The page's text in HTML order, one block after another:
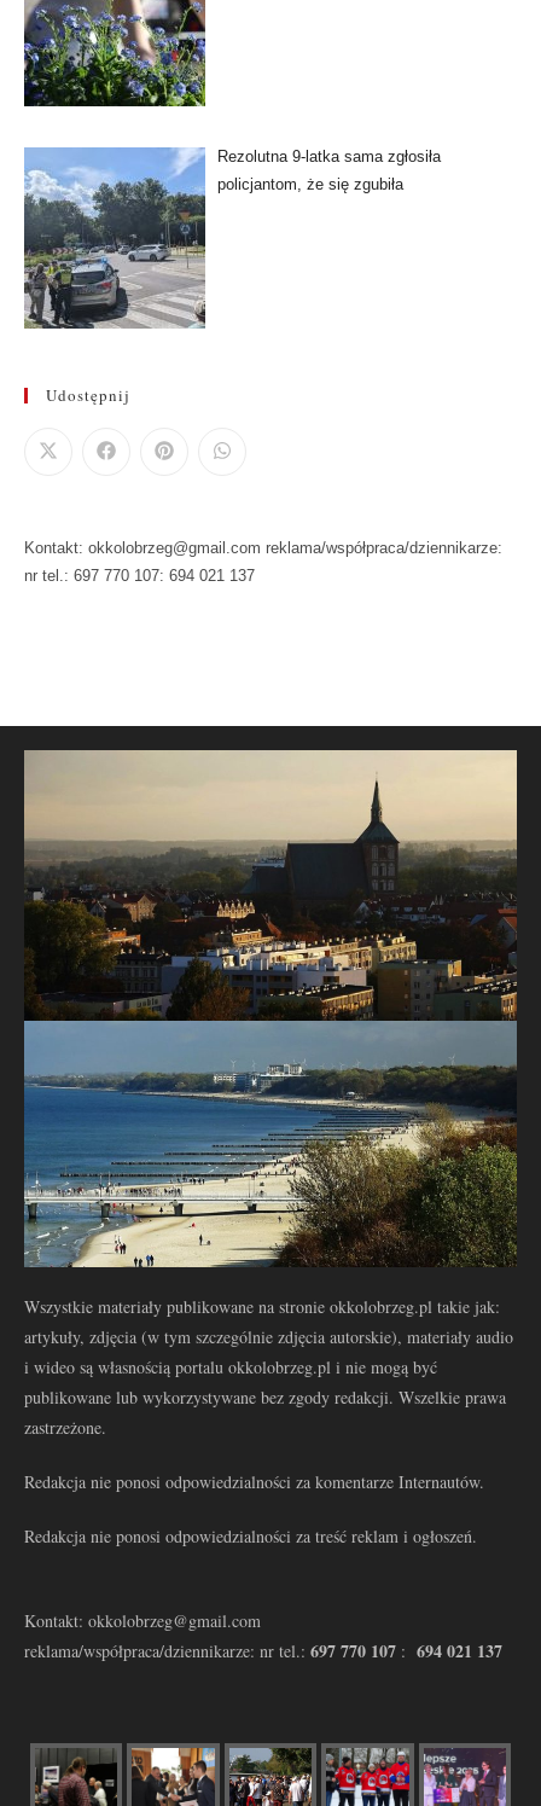
Rezolutna 9-latka sama zgłosiła
policjantom, że się zgubiła
Udostępnij
Kontakt: okkolobrzeg@gmail.com reklama/współpraca/dziennikarze:
nr tel.: 697 770 107: 694 021 137
Wszystkie materiały publikowane na stronie okkolobrzeg.pl takie jak:
artykuły, zdjęcia (w tym szczególnie zdjęcia autorskie), materiały audio
i wideo są własnością portalu okkolobrzeg.pl i nie mogą być
publikowane lub wykorzystywane bez zgody redakcji. Wszelkie prawa
zastrzeżone.
Redakcja nie ponosi odpowiedzialności za komentarze Internautów.
Redakcja nie ponosi odpowiedzialności za treść reklam i ogłoszeń.
Kontakt: okkolobrzeg@gmail.com
reklama/współpraca/dziennikarze: nr tel.: 697 770 107 : 694 021 137